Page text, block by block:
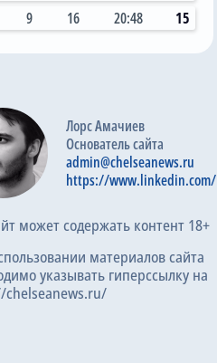
9 16 20:48 15
матч
с сердцемЛорс Амачиев
Основатель сайта
admin@chelseanews.ru
https://www.linkedin.com/
может содержать контент 18+
материалов сайта
указывать гиперссылку на